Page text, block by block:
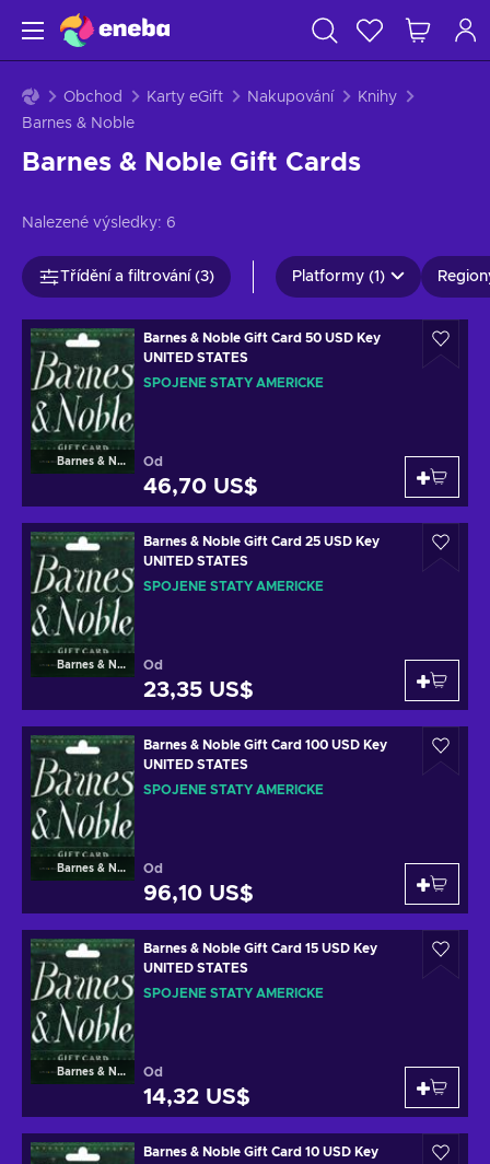
Obchod Karty eGift Nakupování
Knihy
Barnes & Noble
Barnes & Noble Gift Cards
Nalezené výsledky: 6
Třídění a filtrování (3) Platformy (1)
Barnes & Noble
Barnes & Noble Gift Card 50 USD Key
UNITED STATES
SPOJENÉ STÁTY AMERICKÉ
Od
46,70 US$
Barnes & Noble
Barnes & Noble Gift Card 25 USD Key
UNITED STATES
SPOJENÉ STÁTY AMERICKÉ
Od
23,35 US$
Barnes & Noble
Barnes & Noble Gift Card 100 USD Key
UNITED STATES
SPOJENÉ STÁTY AMERICKÉ
Od
96,10 US$
Barnes & Noble
Barnes & Noble Gift Card 15 USD Key
UNITED STATES
SPOJENÉ STÁTY AMERICKÉ
Od
14,32 US$
Barnes & Noble Gift Card 10 USD Key